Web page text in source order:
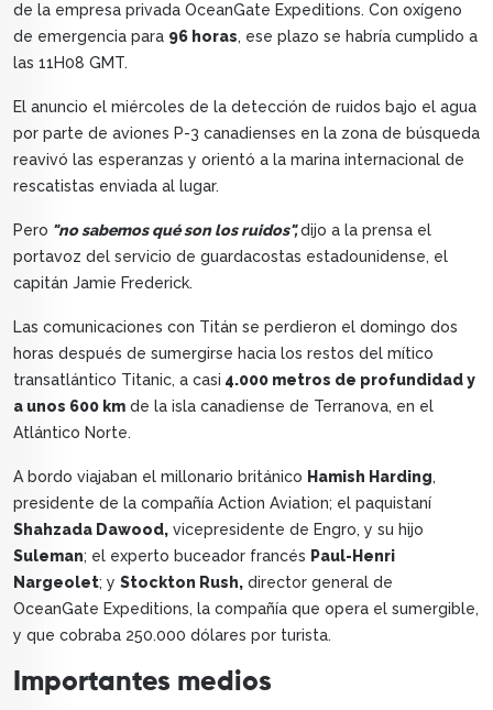
de la empresa privada OceanGate Expeditions. Con oxígeno
de emergencia para 96 horas, ese plazo se habría cumplido a
las 11H08 GMT.
El anuncio el miércoles de la detección de ruidos bajo el agua
por parte de aviones P-3 canadienses en la zona de búsqueda
reavivó las esperanzas y orientó a la marina internacional de
rescatistas enviada al lugar.
Pero "no sabemos qué son los ruidos",dijo a la prensa el
portavoz del servicio de guardacostas estadounidense, el
capitán Jamie Frederick.
Las comunicaciones con Titán se perdieron el domingo dos
horas después de sumergirse hacia los restos del mítico
transatlántico Titanic, a casi 4.000 metros de profundidad y
a unos 600 km de la isla canadiense de Terranova, en el
Atlántico Norte.
A bordo viajaban el millonario británico Hamish Harding,
presidente de la compañía Action Aviation; el paquistaní
Shahzada Dawood, vicepresidente de Engro, y su hijo
Suleman; el experto buceador francés Paul-Henri
Nargeolet; y Stockton Rush, director general de
OceanGate Expeditions, la compañía que opera el sumergible,
y que cobraba 250.000 dólares por turista.
Importantes medios